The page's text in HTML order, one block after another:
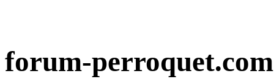
forum-perroquet.com